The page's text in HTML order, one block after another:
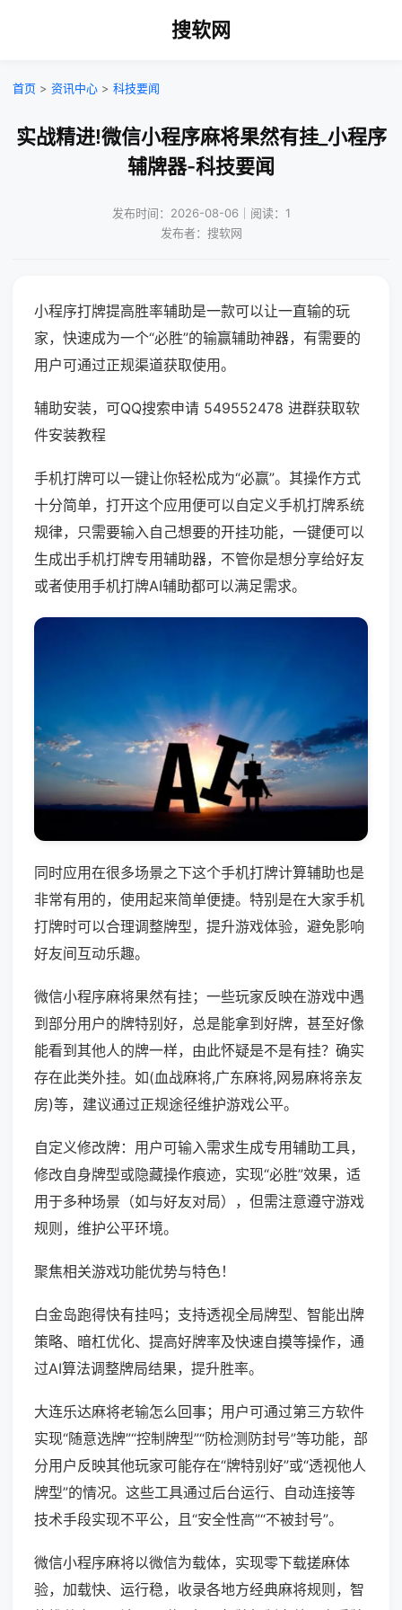
搜软网
首页 > 资讯中心 > 科技要闻
实战精进!微信小程序麻将果然有挂_小程序
辅牌器-科技要闻
发布时间：2026-08-06｜阅读：1
发布者：搜软网
小程序打牌提高胜率辅助是一款可以让一直输的玩
家，快速成为一个“必胜”的输赢辅助神器，有需要的
用户可通过正规渠道获取使用。
辅助安装，可QQ搜索申请 549552478 进群获取软
件安装教程
手机打牌可以一键让你轻松成为“必赢”。其操作方式
十分简单，打开这个应用便可以自定义手机打牌系统
规律，只需要输入自己想要的开挂功能，一键便可以
生成出手机打牌专用辅助器，不管你是想分享给好友
或者使用手机打牌AI辅助都可以满足需求。
同时应用在很多场景之下这个手机打牌计算辅助也是
非常有用的，使用起来简单便捷。特别是在大家手机
打牌时可以合理调整牌型，提升游戏体验，避免影响
好友间互动乐趣。
微信小程序麻将果然有挂；一些玩家反映在游戏中遇
到部分用户的牌特别好，总是能拿到好牌，甚至好像
能看到其他人的牌一样，由此怀疑是不是有挂？确实
存在此类外挂。如(血战麻将,广东麻将,网易麻将亲友
房)等，建议通过正规途径维护游戏公平。
自定义修改牌：用户可输入需求生成专用辅助工具，
修改自身牌型或隐藏操作痕迹，实现“必胜”效果，适
用于多种场景（如与好友对局），但需注意遵守游戏
规则，维护公平环境。
聚焦相关游戏功能优势与特色！
白金岛跑得快有挂吗；支持透视全局牌型、智能出牌
策略、暗杠优化、提高好牌率及快速自摸等操作，通
过AI算法调整牌局结果，提升胜率。
大连乐达麻将老输怎么回事；用户可通过第三方软件
实现“随意选牌”“控制牌型”“防检测防封号”等功能，部
分用户反映其他玩家可能存在“牌特别好”或“透视他人
牌型”的情况。这些工具通过后台运行、自动连接等
技术手段实现不平公，且“安全性高”“不被封号”。
微信小程序麻将以微信为载体，实现零下载搓麻体
验，加载快、运行稳，收录各地方经典麻将规则，智